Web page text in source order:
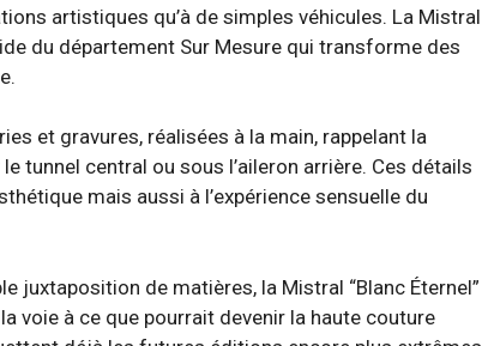
artistiques qu’à de simples véhicules. La Mistral
du département Sur Mesure qui transforme des
et gravures, réalisées à la main, rappelant la
tunnel central ou sous l’aileron arrière. Ces détails
mais aussi à l’expérience sensuelle du
juxtaposition de matières, la Mistral “Blanc Éternel”
voie à ce que pourrait devenir la haute couture